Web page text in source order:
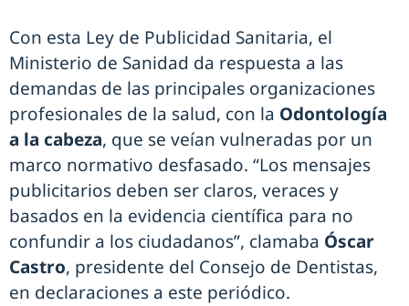
Con esta Ley de Publicidad Sanitaria, el
Ministerio de Sanidad da respuesta a las
demandas de las principales organizaciones
profesionales de la salud, con la Odontología
a la cabeza, que se veían vulneradas por un
marco normativo desfasado. “Los mensajes
publicitarios deben ser claros, veraces y
basados en la evidencia científica para no
confundir a los ciudadanos”, clamaba Óscar
Castro, presidente del Consejo de Dentistas,
en declaraciones a este periódico.